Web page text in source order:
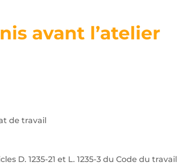
avant l’atelier
de travail
D. 1235-21 et L. 1235-3 du Code du travail